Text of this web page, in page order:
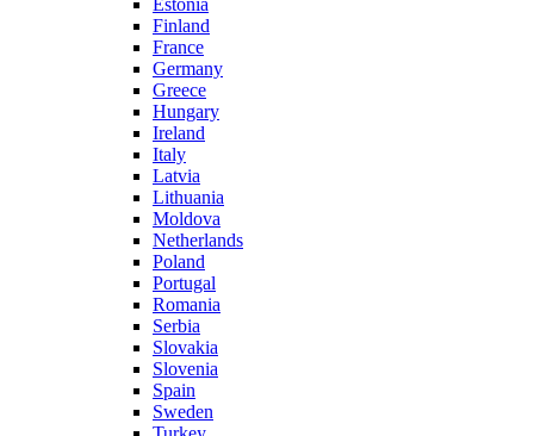
Estonia
Finland
France
Germany
Greece
Hungary
Ireland
Italy
Latvia
Lithuania
Moldova
Netherlands
Poland
Portugal
Romania
Serbia
Slovakia
Slovenia
Spain
Sweden